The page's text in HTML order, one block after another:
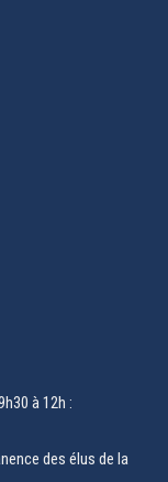
à 12h :
des élus de la